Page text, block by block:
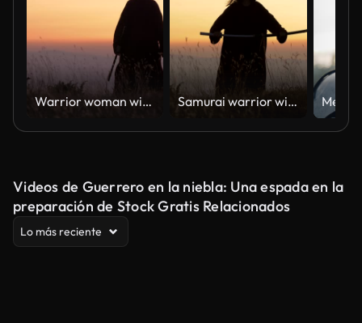
Warrior woman with sword on battlefield Samurai warrior with sword on battlefield
Videos de Guerrero en la niebla: Una espada en la
preparación de Stock Gratis Relacionados
Lo más reciente